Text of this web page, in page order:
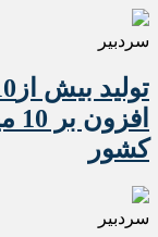
سردبیر
کشور
سردبیر